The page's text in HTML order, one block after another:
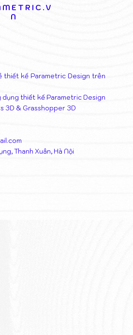
N
thiết kế Parametric Design trên
dụng thiết kế Parametric Design
3D & Grasshopper 3D
Thanh Xuân, Hà Nội